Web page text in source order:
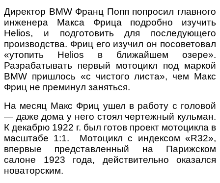
Директор BMW Франц Попп попросил главного
инженера Макса Фрица подробно изучить
Helios, и подготовить для последующего
производства. Фриц его изучил он посоветовал
«утопить Helios в ближайшем озере».
Разрабатывать первый мотоцикл под маркой
BMW пришлось «с чистого листа», чем Макс
Фриц не преминул заняться.
На месяц Макс Фриц ушел в работу с головой
— даже дома у него стоял чертежный кульман.
К декабрю 1922 г. был готов проект мотоцикла в
масштабе 1:1. Мотоцикл с индексом «R32»,
впервые представленный на Парижском
салоне 1923 года, действительно оказался
новаторским.